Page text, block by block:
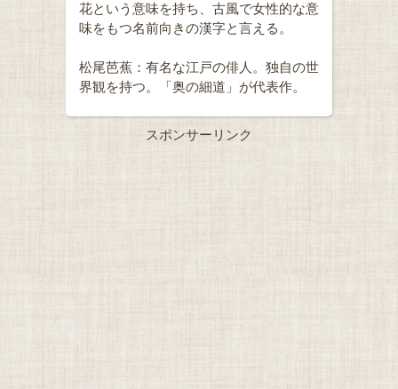
花という意味を持ち、古風で女性的な意
味をもつ名前向きの漢字と言える。
松尾芭蕉：有名な江戸の俳人。独自の世
界観を持つ。「奥の細道」が代表作。
スポンサーリンク